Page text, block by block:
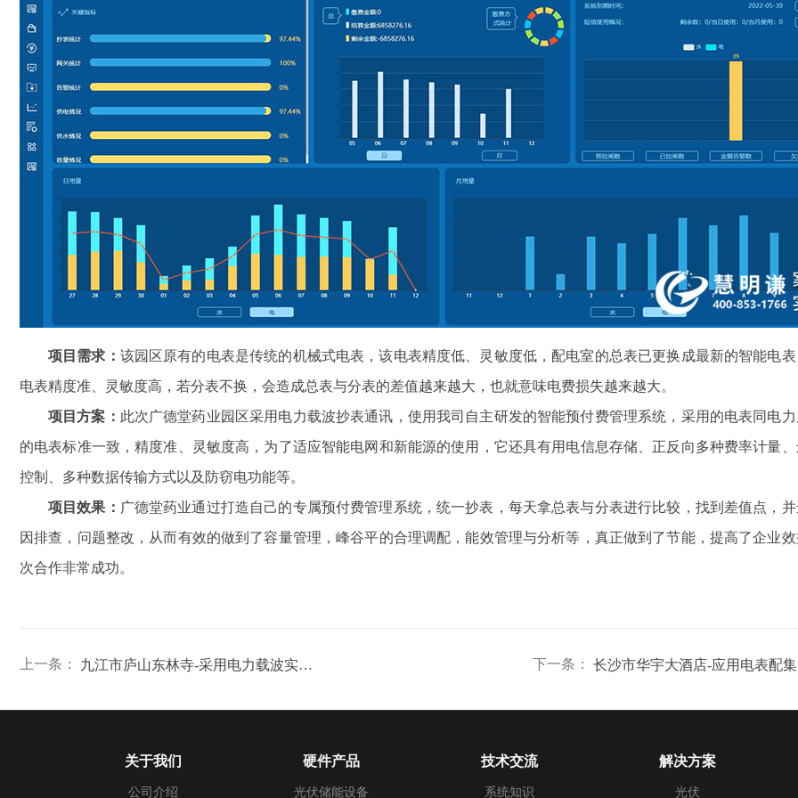
项目需求： 该园区原有的电表是传统的机械式电表，该电表精度低、灵敏度低，配电室的总表已更换成最新的智能电
电表精度准、灵敏度高，若分表不换，会造成总表与分表的差值越来越大，也就意味电费损失越来越大。
项目方案： 此次广德堂药业园区采用电力载波抄表通讯，使用我司自主研发的智能预付费管理系统，采用的电表同电
的电表标准一致，精度准、灵敏度高，为了适应智能电网和新能源的使用，它还具有用电信息存储、正反向多种费率计量
控制、多种数据传输方式以及防窃电功能等。
项目效果： 广德堂药业通过打造自己的专属预付费管理系统，统一抄表，每天拿总表与分表进行比较，找到差值点，
因排查，问题整改，从而有效的做到了容量管理，峰谷平的合理调配，能效管理与分析等，真正做到了节能，提高了企业
次合作非常成功。
上一条： 九江市庐山东林寺-采用电力载波实现预付费抄表管理案例 下一条：
关于我们
公司介绍
硬件产品
光伏储能设备
技术交流
系统知识
解决方案
光伏